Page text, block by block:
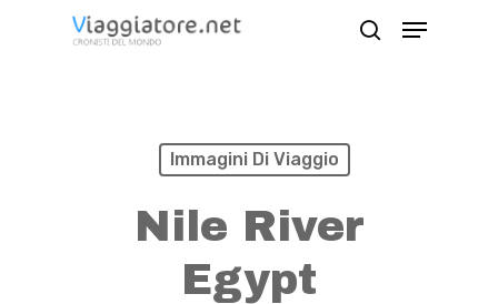
Menu
Immagini Di Viaggio
Nile River
Egypt